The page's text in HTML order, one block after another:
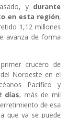
y durante
en esta región;
1,12 millones
avanza de forma
crucero de
Noroeste en el
Pacífico y
días, más de mil
de esa
que ya se puede